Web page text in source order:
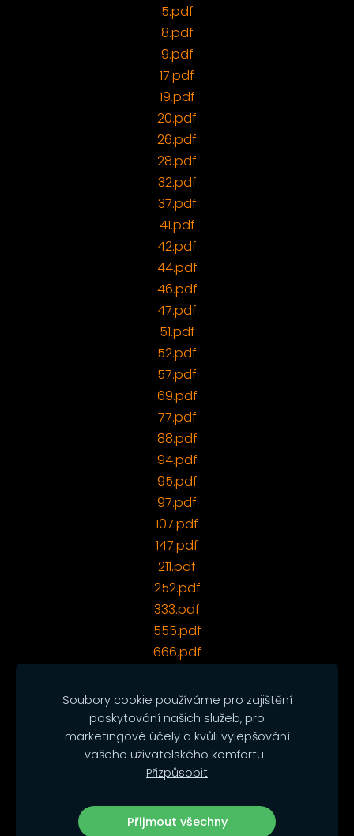
5.pdf
8.pdf
9.pdf
17.pdf
19.pdf
20.pdf
26.pdf
28.pdf
32.pdf
37.pdf
41.pdf
42.pdf
44.pdf
46.pdf
47.pdf
51.pdf
52.pdf
57.pdf
69.pdf
77.pdf
88.pdf
94.pdf
95.pdf
97.pdf
107.pdf
147.pdf
211.pdf
252.pdf
333.pdf
555.pdf
666.pdf
888.pdf
Cookies
© 2001-2026 Auto Rallye Cross, s.r.o.
Soubory cookie používáme pro zajištění
poskytování našich služeb, pro
marketingové účely a kvůli vylepšování
vašeho uživatelského komfortu.
Přizpůsobit
Přijmout všechny